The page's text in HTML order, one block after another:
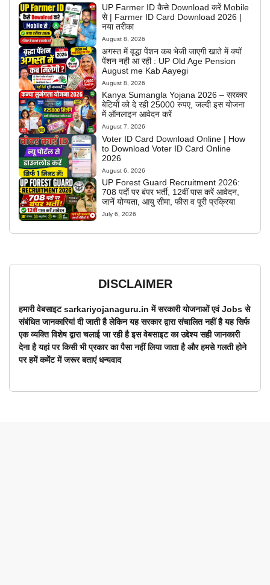
UP Farmer ID कैसे Download करें Mobile
से | Farmer ID Card Download 2026 |
नया तरीका
August 8, 2026
अगस्त में वृद्धा पेंशन कब भेजी जाएगी खाते में क्यों
पेंशन नही आ रही : UP Old Age Pension
August me Kab Aayegi
August 8, 2026
Kanya Sumangla Yojana 2026 – सरकार
बेटियों को दे रही 25000 रुपए, जल्दी इस योजना
में ऑनलाइन आवेदन करें
August 7, 2026
Voter ID Card Download Online | How
to Download Voter ID Card Online
2026
August 6, 2026
UP Forest Guard Recruitment 2026:
708 पदों पर बंपर भर्ती, 12वीं पास करें आवेदन,
जानें योग्यता, आयु सीमा, फीस व पूरी प्रक्रिया
July 6, 2026
DISCLAIMER
हमारी वेबसाइट sarkariyojanaguru.in में सरकारी योजनाओं एवं Jobs से
संबंधित जानकारियां दी जाती है लेकिन यह सरकार द्वारा संचालित नहीं है यह सिर्फ
एक व्यक्ति विशेष द्वारा चलाई जा रही है इस वेबसाइट का उद्देश्य सही जानकारी
देना है यहां पर किसी भी प्रकार का पैसा नहीं लिया जाता है और हमसे गलती होने
पर हमें कमेंट में जरूर बताएं धन्यवाद